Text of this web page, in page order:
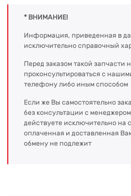
* ВНИМАНИЕ!
Информация, приведенная в
исключительно справочный
Перед заказом такой запчасти
проконсультироваться с
телефону либо иным способом
Если же Вы самостоятельно
без консультации с
действуете исключительно на
оплаченная и доставленная
обмену не подлежит